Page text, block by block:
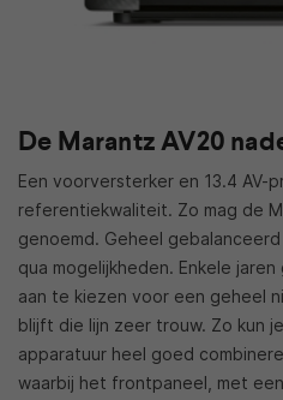
De Marantz AV20
Een voorversterker en 13.4 AV-
referentiekwaliteit. Zo mag de
genoemd. Geheel
qua mogelijkheden. Enkele
aan te kiezen voor een geheel
blijft die lijn zeer trouw. Zo kun
apparatuur heel goed
waarbij het frontpaneel, met